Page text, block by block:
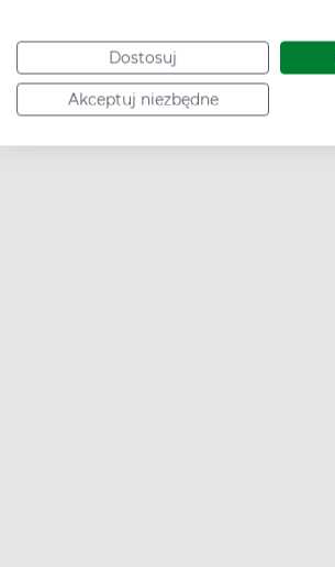
Dostosuj
Akceptuj niezbędne